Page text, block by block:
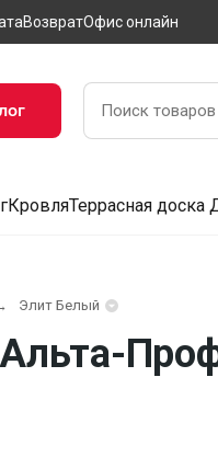
ВозвратОфис онлайн
КровляТеррасная доска
Элит Белый